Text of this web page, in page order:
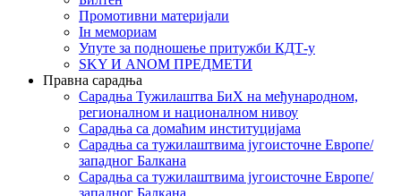
Промотивни материјали
Iн мемориам
Упуте за подношење притужби КДТ-у
SKY И ANOM ПРЕДМЕТИ
Правна сарадња
Сарадња Тужилаштва БиХ на међународном,
регионалном и националном нивоу
Сарадња са домаћим институцијама
Сарадња са тужилаштвима југоисточне Европе/
западног Балкана
Сарадња са тужилаштвима југоисточне Европе/